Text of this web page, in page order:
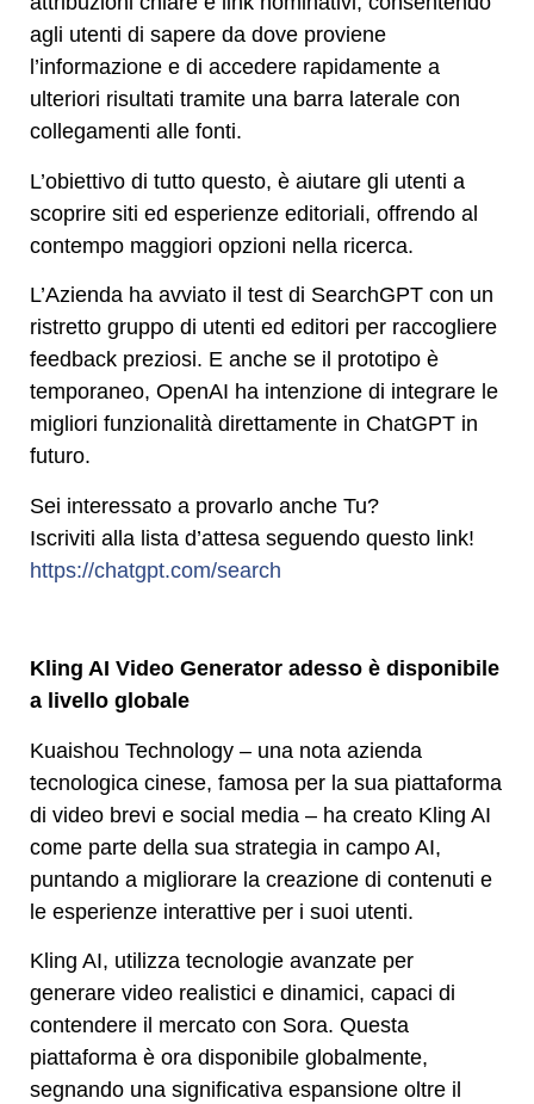
agli utenti di sapere da dove proviene
l’informazione e di accedere rapidamente a
ulteriori risultati tramite una barra laterale con
collegamenti alle fonti.
L’obiettivo di tutto questo, è aiutare gli utenti a
scoprire siti ed esperienze editoriali, offrendo al
contempo maggiori opzioni nella ricerca.
L’Azienda ha avviato il test di SearchGPT con un
ristretto gruppo di utenti ed editori per raccogliere
feedback preziosi. E anche se il prototipo è
temporaneo, OpenAI ha intenzione di integrare le
migliori funzionalità direttamente in ChatGPT in
futuro.
Sei interessato a provarlo anche Tu?
Iscriviti alla lista d’attesa seguendo questo link!
https://chatgpt.com/search
Kling AI Video Generator adesso è disponibile
a livello globale
Kuaishou Technology – una nota azienda
tecnologica cinese, famosa per la sua piattaforma
di video brevi e social media – ha creato Kling AI
come parte della sua strategia in campo AI,
puntando a migliorare la creazione di contenuti e
le esperienze interattive per i suoi utenti.
Kling AI, utilizza tecnologie avanzate per
generare video realistici e dinamici, capaci di
contendere il mercato con Sora. Questa
piattaforma è ora disponibile globalmente,
segnando una significativa espansione oltre il